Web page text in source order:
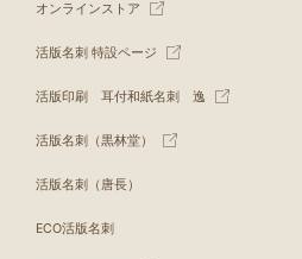
オンラインストア
活版名刺 特設ページ
活版印刷 耳付和紙名刺 逸
活版名刺（黒林堂）
活版名刺（唐長）
ECO活版名刺